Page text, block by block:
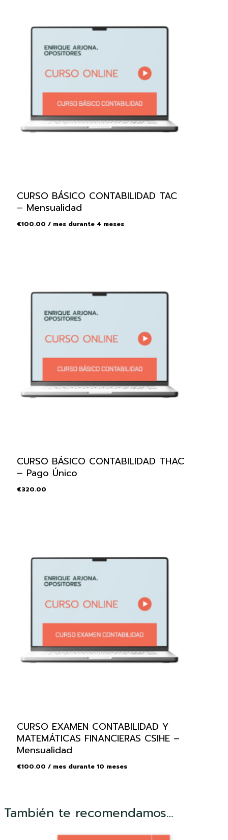
CURSO BÁSICO CONTABILIDAD TAC
– Mensualidad
€100.00 / mes durante 4 meses
CURSO BÁSICO CONTABILIDAD THAC
– Pago Único
€320.00
CURSO EXAMEN CONTABILIDAD Y
MATEMÁTICAS FINANCIERAS CSIHE –
Mensualidad
€100.00 / mes durante 10 meses
También te recomendamos…